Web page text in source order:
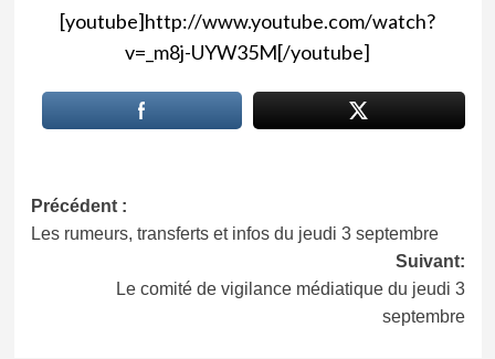
[youtube]http://www.youtube.com/watch?
v=_m8j-UYW35M[/youtube]
Navigation
d’article
Précédent :
Les rumeurs, transferts et infos du jeudi 3 septembre
Suivant:
Le comité de vigilance médiatique du jeudi 3
septembre